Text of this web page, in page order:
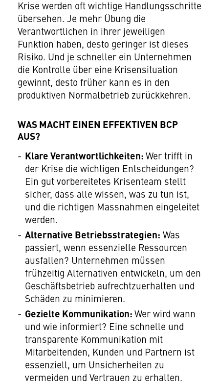
Krise werden oft wichtige Handlungsschritte
übersehen. Je mehr Übung die
Verantwortlichen in ihrer jeweiligen
Funktion haben, desto geringer ist dieses
Risiko. Und je schneller ein Unternehmen
die Kontrolle über eine Krisensituation
gewinnt, desto früher kann es in den
produktiven Normalbetrieb zurückkehren.
WAS MACHT EINEN EFFEKTIVEN BCP
AUS?
Klare Verantwortlichkeiten: Wer trifft in
der Krise die wichtigen Entscheidungen?
Ein gut vorbereitetes Krisenteam stellt
sicher, dass alle wissen, was zu tun ist,
und die richtigen Massnahmen eingeleitet
werden.
Alternative Betriebsstrategien: Was
passiert, wenn essenzielle Ressourcen
ausfallen? Unternehmen müssen
frühzeitig Alternativen entwickeln, um den
Geschäftsbetrieb aufrechtzuerhalten und
Schäden zu minimieren.
Gezielte Kommunikation:Wer wird wann
und wie informiert? Eine schnelle und
transparente Kommunikation mit
Mitarbeitenden, Kunden und Partnern ist
essenziell, um Unsicherheiten zu
vermeiden und Vertrauen zu erhalten.